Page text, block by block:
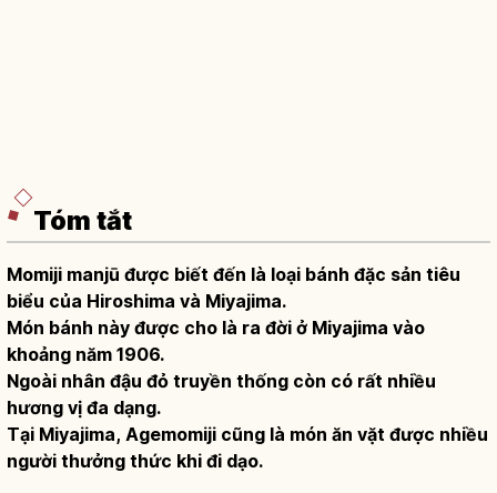
Tóm tắt
Momiji manjū được biết đến là loại bánh đặc sản tiêu
biểu của Hiroshima và Miyajima.
Món bánh này được cho là ra đời ở Miyajima vào
khoảng năm 1906.
Ngoài nhân đậu đỏ truyền thống còn có rất nhiều
hương vị đa dạng.
Tại Miyajima, Agemomiji cũng là món ăn vặt được nhiều
người thưởng thức khi đi dạo.